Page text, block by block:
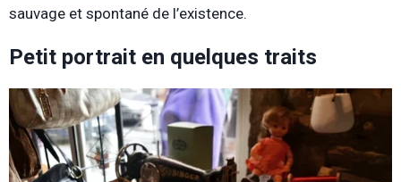
sauvage et spontané de l’existence.
Petit portrait en quelques traits